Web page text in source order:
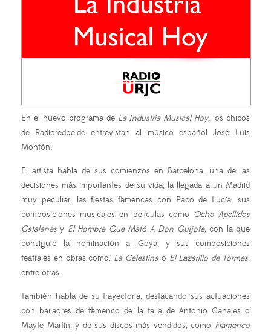
En el nuevo programa de La Industria Musical Hoy, los chicos
de Radioredbelde entrevistan al músico español José Luis
Montón.
El artista habla de sus comienzos en Barcelona, una de las
decisiones más importantes de su vida, la llegada a un Madrid
muy peculiar, las fiestas flamencas con Paco de Lucía, sus
composiciones musicales en películas como Ocho Apellidos
Catalanesy El Hombre Que Mató A Don Quijote,con la que
consiguió la nominación al Goya, y sus composiciones
teatrales en obras como: La Celestinao El Lazarillo de Tormes,
entre otras.
También habla de su trayectoria, destacando sus actuaciones
con bailaores de flamenco de la talla de Antonio Canales o
Mayte Martín, y de sus discos más vendidos, como Flamenco